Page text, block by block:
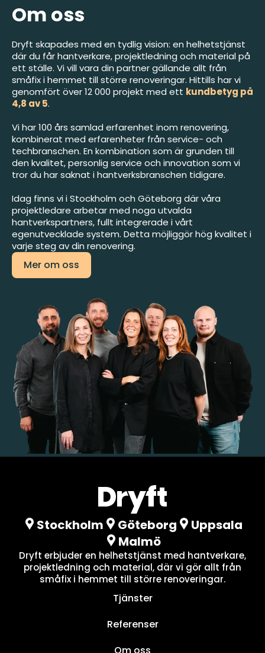
Om oss
Dryft skapades med en tydlig vision: en helhetstjänst
där du får hantverkare, projektledning och material på
ett ställe. Vi vill vara din partner gällande allt från
småfix i hemmet till större renoveringar. Hittills har vi
genomfört över 12 000 projekt med ett kundbetyg på
4,8 av 5.
Vi har 100 års samlad erfarenhet inom renovering,
kombinerat med erfarenheter från service- och
techbranschen. En kombination som är grunden till
den kvalitet, personlig service och innovation som vi
tror du har saknat i hantverksbranschen tidigare.
Idag finns vi i Stockholm och Göteborg där våra
projektledare arbetar med noga utvalda
hantverkspartners, fullt integrerade i vårt
egenutvecklade system. Detta möjliggör hög kvalitet i
varje steg av din renovering.
Mer om oss
Stockholm Göteborg
Uppsala
Malmö
Dryft erbjuder en helhetstjänst med hantverkare,
projektledning och material, där vi gör allt från
småfix i hemmet till större renoveringar.
Tjänster
Referenser
Om oss